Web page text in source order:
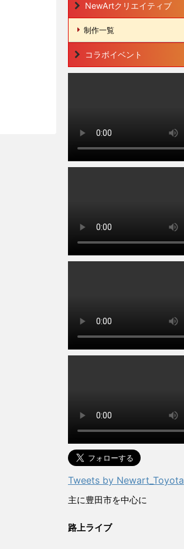
NewArtクリエイティブ
制作一覧
コラボイベント
Tweets by Newart_Toyota
主に豊田市を中心に
路上ライブ